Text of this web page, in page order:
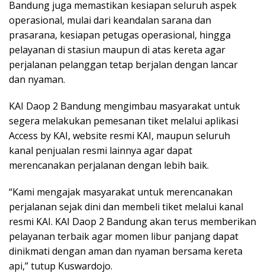
Bandung juga memastikan kesiapan seluruh aspek
operasional, mulai dari keandalan sarana dan
prasarana, kesiapan petugas operasional, hingga
pelayanan di stasiun maupun di atas kereta agar
perjalanan pelanggan tetap berjalan dengan lancar
dan nyaman.
KAI Daop 2 Bandung mengimbau masyarakat untuk
segera melakukan pemesanan tiket melalui aplikasi
Access by KAI, website resmi KAI, maupun seluruh
kanal penjualan resmi lainnya agar dapat
merencanakan perjalanan dengan lebih baik.
“Kami mengajak masyarakat untuk merencanakan
perjalanan sejak dini dan membeli tiket melalui kanal
resmi KAI. KAI Daop 2 Bandung akan terus memberikan
pelayanan terbaik agar momen libur panjang dapat
dinikmati dengan aman dan nyaman bersama kereta
api,” tutup Kuswardojo.